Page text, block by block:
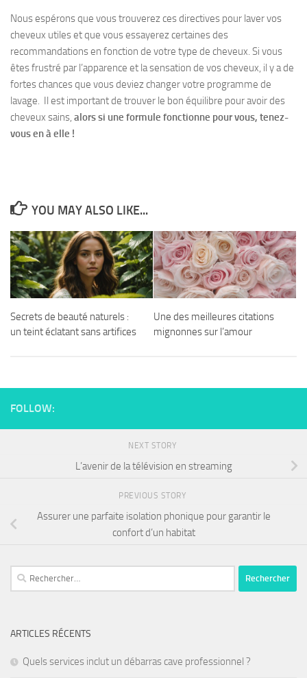
Nous espérons que vous trouverez ces directives pour laver vos
cheveux utiles et que vous essayerez certaines des
recommandations en fonction de votre type de cheveux. Si vous
êtes frustré par l’apparence et la sensation de vos cheveux, il y a de
fortes chances que vous deviez changer votre programme de
lavage. Il est important de trouver le bon équilibre pour avoir des
cheveux sains, alors si une formule fonctionne pour vous, tenez-
vous en à elle !
YOU MAY ALSO LIKE...
Secrets de beauté naturels :
un teint éclatant sans artifices
Une des meilleures citations
mignonnes sur l’amour
FOLLOW:
NEXT STORY
L’avenir de la télévision en streaming
PREVIOUS STORY
Assurer une parfaite isolation phonique pour garantir le
confort d’un habitat
ARTICLES RÉCENTS
Quels services inclut un débarras cave professionnel ?